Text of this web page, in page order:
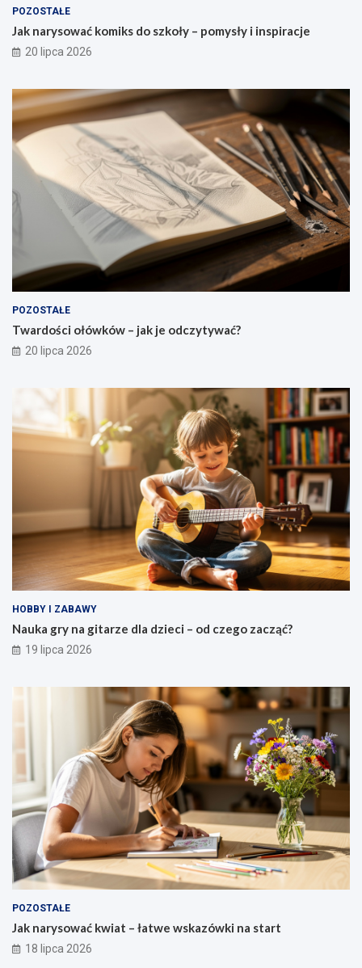
POZOSTAŁE
Jak narysować komiks do szkoły – pomysły i inspiracje
20 lipca 2026
POZOSTAŁE
Twardości ołówków – jak je odczytywać?
20 lipca 2026
HOBBY I ZABAWY
Nauka gry na gitarze dla dzieci – od czego zacząć?
19 lipca 2026
POZOSTAŁE
Jak narysować kwiat – łatwe wskazówki na start
18 lipca 2026